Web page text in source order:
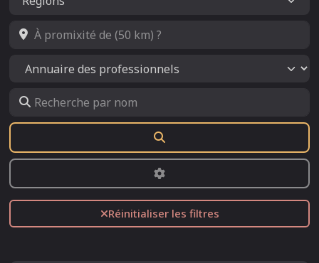
À promixité de (50 km) ?
Select search type
Recherche par nom
Advanced Filters
Réinitialiser les filtres